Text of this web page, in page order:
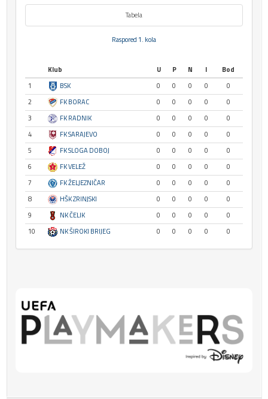
Tabela
Raspored 1. kola
Klub U P N I
Bod
1
BSK 0 0 0 0
0
2
FK BORAC 0 0 0 0
0
3
FK RADNIK 0 0 0 0
0
4
FK SARAJEVO 0 0 0 0
0
5
FK SLOGA DOBOJ 0 0 0 0
0
6
FK VELEŽ 0 0 0 0
0
7
FK ŽELJEZNIČAR 0 0 0 0
0
8
HŠK ZRINJSKI 0 0 0 0
0
9
NK ČELIK 0 0 0 0
0
10
NK ŠIROKI BRIJEG 0 0 0 0 0